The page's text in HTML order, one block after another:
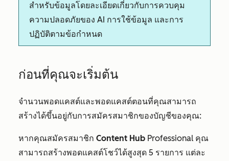
สำหรับข้อมูลโดยละเอียดเกี่ยวกับการควบคุม
ความปลอดภัยของ AI การใช้ข้อมูล และการ
ปฏิบัติตามข้อกำหนด
ก่อนที่คุณจะเริ่มต้น
จำนวนพอดแคสต์และพอดแคสต์ตอนที่คุณสามารถ
สร้างได้ขึ้นอยู่กับการสมัครสมาชิกของบัญชีของคุณ:
หากคุณสมัครสมาชิก Content Hub Professional คุณ
สามารถสร้างพอดแคสต์โชว์ได้สูงสุด 5 รายการ แต่ละ